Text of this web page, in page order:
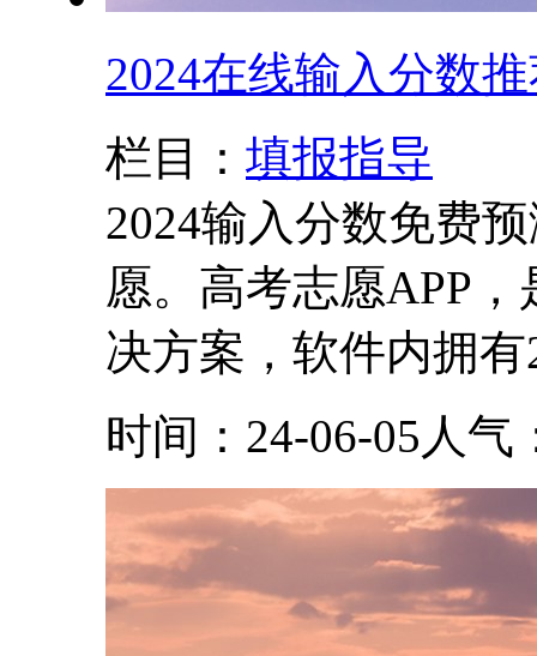
2024在线输入分数
栏目： 填报指导
2024输入分数免费
愿。高考志愿APP
决方案，软件内拥
时间：24-06-05 人气